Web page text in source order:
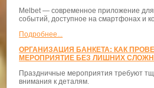
Melbet — современное приложение для
событий, доступное на смартфонах и
Подробнее...
ОРГАНИЗАЦИЯ БАНКЕТА: КАК
МЕРОПРИЯТИЕ БЕЗ ЛИШНИХ
Праздничные мероприятия требуют
внимания к деталям.